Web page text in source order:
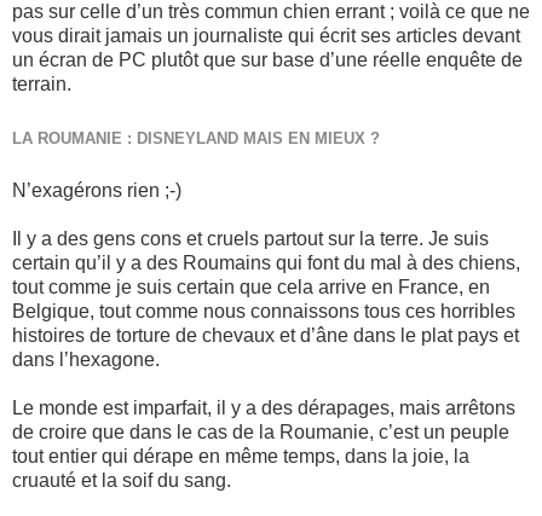
pas sur celle d’un très commun chien errant ; voilà ce que ne
vous dirait jamais un journaliste qui écrit ses articles devant
un écran de PC plutôt que sur base d’une réelle enquête de
terrain.
LA ROUMANIE : DISNEYLAND MAIS EN MIEUX ?
N’exagérons rien ;-)
Il y a des gens cons et cruels partout sur la terre. Je suis
certain qu’il y a des Roumains qui font du mal à des chiens,
tout comme je suis certain que cela arrive en France, en
Belgique, tout comme nous connaissons tous ces horribles
histoires de torture de chevaux et d’âne dans le plat pays et
dans l’hexagone.
Le monde est imparfait, il y a des dérapages, mais arrêtons
de croire que dans le cas de la Roumanie, c’est un peuple
tout entier qui dérape en même temps, dans la joie, la
cruauté et la soif du sang.